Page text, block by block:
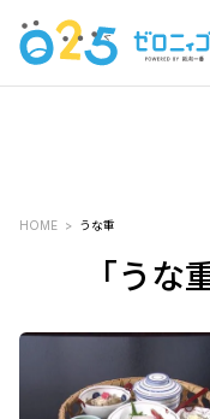
HOME うな重
「うな